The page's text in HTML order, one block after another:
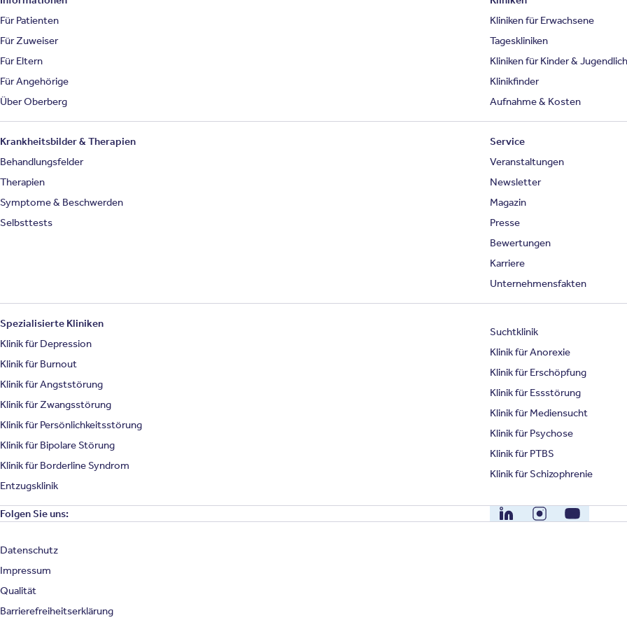
Für Patienten
Für Zuweiser
Für Eltern
Für Angehörige
Über Oberberg
Kliniken für Erwachsene
Tageskliniken
Kliniken für Kinder &
Klinikfinder
Aufnahme & Kosten
Krankheitsbilder & Therapien
Behandlungsfelder
Therapien
Symptome & Beschwerden
Selbsttests
Service
Veranstaltungen
Newsletter
Magazin
Presse
Bewertungen
Karriere
Unternehmensfakten
Spezialisierte Kliniken
Klinik für Depression
Klinik für Burnout
Klinik für Angststörung
Klinik für Zwangsstörung
Klinik für Persönlichkeitsstörung
Klinik für Bipolare Störung
Klinik für Borderline Syndrom
Entzugsklinik
Suchtklinik
Klinik für Anorexie
Klinik für Erschöpfung
Klinik für Essstörung
Klinik für Mediensucht
Klinik für Psychose
Klinik für PTBS
Klinik für Schizophrenie
Folgen Sie uns: LinkedIn InstagramYouTube
Datenschutz
Impressum
Qualität
Barrierefreiheitserklärung